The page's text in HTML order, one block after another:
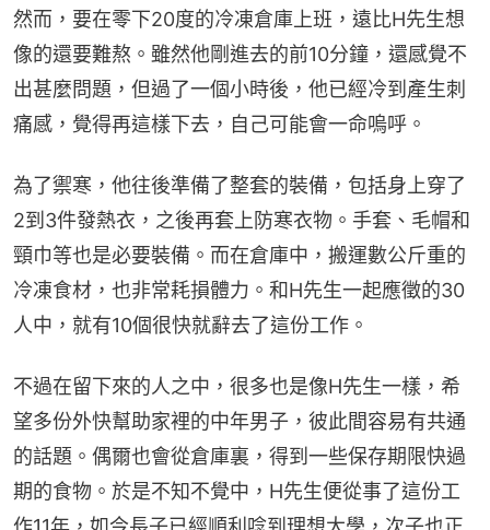
然而，要在零下20度的冷凍倉庫上班，遠比H先生想
像的還要難熬。雖然他剛進去的前10分鐘，還感覺不
出甚麼問題，但過了一個小時後，他已經冷到產生刺
痛感，覺得再這樣下去，自己可能會一命嗚呼。
為了禦寒，他往後準備了整套的裝備，包括身上穿了
2到3件發熱衣，之後再套上防寒衣物。手套、毛帽和
頸巾等也是必要裝備。而在倉庫中，搬運數公斤重的
冷凍食材，也非常耗損體力。和H先生一起應徵的30
人中，就有10個很快就辭去了這份工作。
不過在留下來的人之中，很多也是像H先生一樣，希
望多份外快幫助家裡的中年男子，彼此間容易有共通
的話題。偶爾也會從倉庫裏，得到一些保存期限快過
期的食物。於是不知不覺中，H先生便從事了這份工